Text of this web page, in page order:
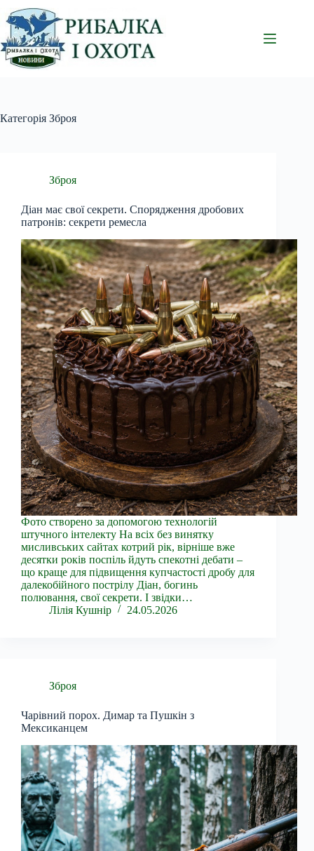
Перейти
до
вмісту
Категорія Зброя
Зброя
Діан має свої секрети. Спорядження дробових
патронів: секрети ремесла
Фото створено за допомогою технологій
штучного інтелекту На всіх без винятку
мисливських сайтах котрий рік, вірніше вже
десятки років поспіль йдуть спекотні дебати –
що краще для підвищення купчастості дробу для
далекобійного пострілу Діан, богинь
полювання, свої секрети. І звідки…
Лілія Кушнір
24.05.2026
Зброя
Чарівний порох. Димар та Пушкін з
Мексиканцем